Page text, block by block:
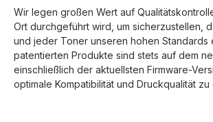
Wir legen großen Wert auf
Ort durchgeführt wird, um sicherzustellen,
und jeder Toner unseren hohen Standards
patentierten Produkte sind stets auf dem
einschließlich der aktuellsten Firmware-
optimale Kompatibilität und Druckqualität